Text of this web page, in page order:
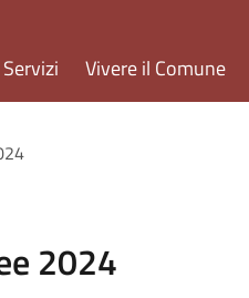
Servizi Vivere il Comune
2024